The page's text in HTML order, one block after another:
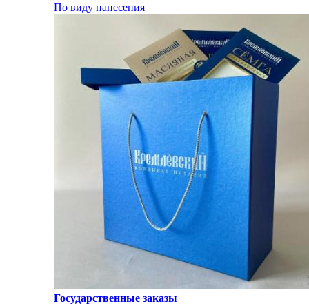
По виду нанесения
Государственные заказы